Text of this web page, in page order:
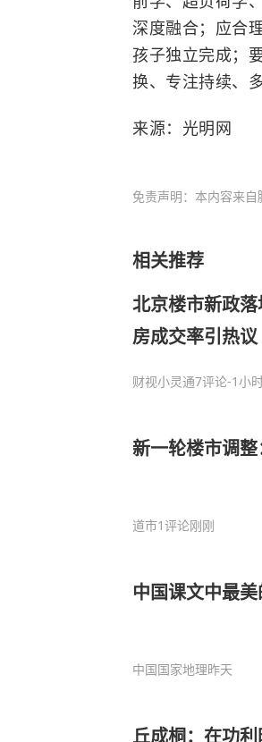
深度融合；应合
孩子独立完成；
换、专注持续、
来源：光明网
免责声明：本内容来自
相关推荐
北京楼市新政
房成交率引热议
财视小灵通7评论-1小
新一轮楼市调
道市1评论刚刚
中国课文中最美
中国国家地理昨天
丘成桐：在功